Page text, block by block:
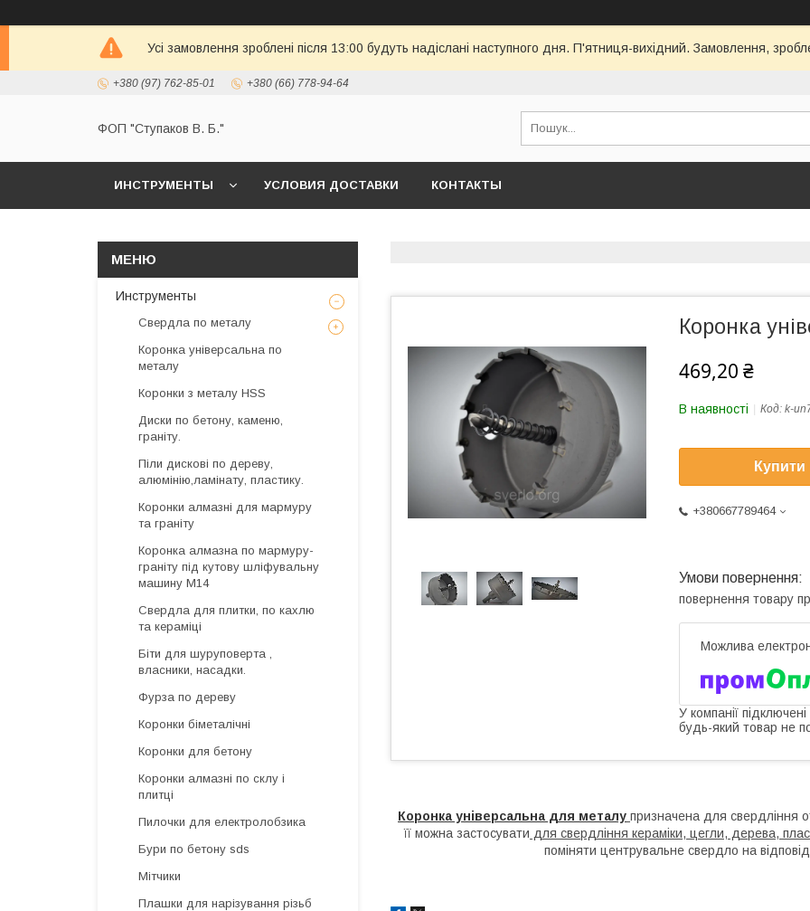
Усі замовлення зроблені після 13:00 будуть надіслані наступного дня. П'ятниця-вихідний. Замовлення,
+380 (97) 762-85-01 +380 (66) 778-94-64
ФОП "Ступаков В. Б."
ИНСТРУМЕНТЫ УСЛОВИЯ ДОСТАВКИ КОНТАКТЫ
Коронка
469,20 ₴
В наявності Код: k-
Купити
+380667789464
повернення товару
У компанії
будь-який товар не
Коронка універсальна для металу призначена для свердління
її можна застосувати для свердління кераміки, цегли, дерева,
поміняти центрувальне свердло на
Инструменты
Свердла по металу
Коронка універсальна по
металу
Коронки з металу HSS
Диски по бетону, каменю,
граніту.
Піли дискові по дереву,
алюмінію,ламінату, пластику.
Коронки алмазні для мармуру
та граніту
Коронка алмазна по мармуру-
граніту під кутову шліфувальну
машину М14
Свердла для плитки, по кахлю
та кераміці
Біти для шуруповерта ,
власники, насадки.
Фурза по дереву
Коронки біметалічні
Коронки для бетону
Коронки алмазні по склу і
плитці
Пилочки для електролобзика
Бури по бетону sds
Мітчики
Плашки для нарізування різьб